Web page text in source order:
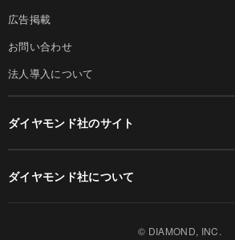
広告掲載
お問い合わせ
法人導入について
ダイヤモンド社のサイト
ダイヤモンド社について
© DIAMOND, INC.